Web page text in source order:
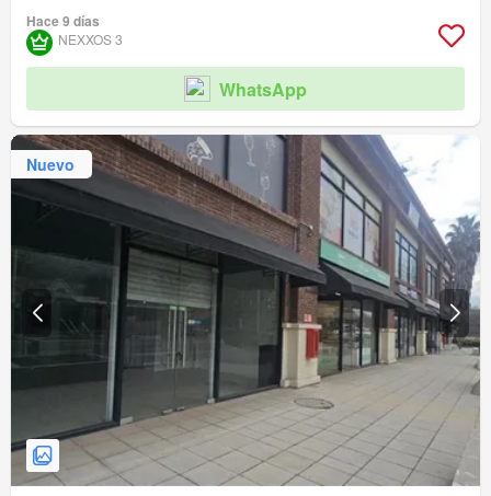
Hace 9 días
NEXXOS 3
WhatsApp
Nuevo